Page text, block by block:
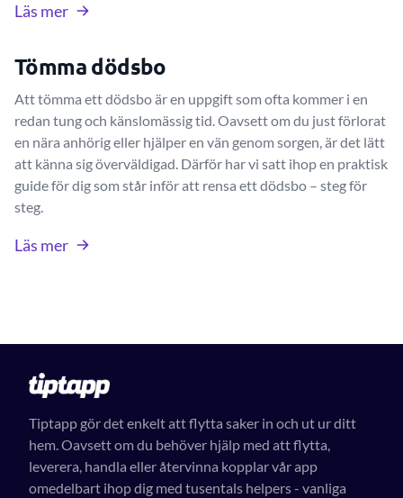
Läs mer
Tömma dödsbo
Att tömma ett dödsbo är en uppgift som ofta kommer i en
redan tung och känslomässig tid. Oavsett om du just förlorat
en nära anhörig eller hjälper en vän genom sorgen, är det lätt
att känna sig överväldigad. Därför har vi satt ihop en praktisk
guide för dig som står inför att rensa ett dödsbo – steg för
steg.
Läs mer
Tiptapp gör det enkelt att flytta saker in och ut ur ditt
hem. Oavsett om du behöver hjälp med att flytta,
leverera, handla eller återvinna kopplar vår app
omedelbart ihop dig med tusentals helpers - vanliga